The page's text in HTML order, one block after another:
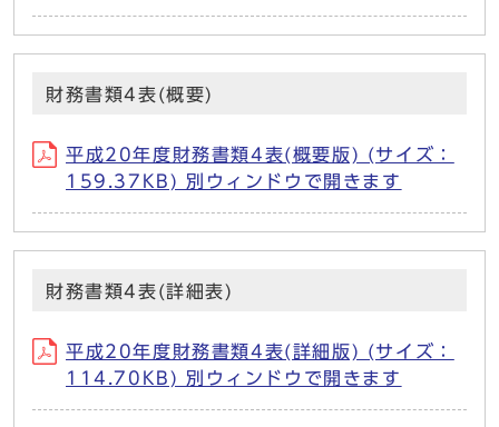
財務書類4表(概要)
平成20年度財務書類4表(概要版) (サイズ：
159.37KB) 別ウィンドウで開きます
財務書類4表(詳細表)
平成20年度財務書類4表(詳細版) (サイズ：
114.70KB) 別ウィンドウで開きます